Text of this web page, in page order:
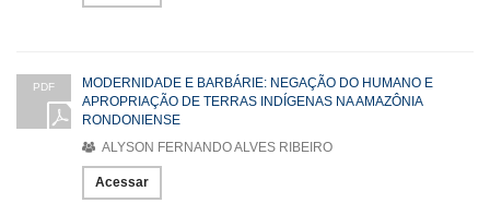
PDF
MODERNIDADE E BARBÁRIE: NEGAÇÃO DO HUMANO E
APROPRIAÇÃO DE TERRAS INDÍGENAS NA AMAZÔNIA
RONDONIENSE
ALYSON FERNANDO ALVES RIBEIRO
Acessar